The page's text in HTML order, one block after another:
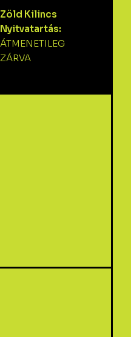
Zöld Kilincs
Nyitvatartás:
ÁTMENETILEG
ZÁRVA